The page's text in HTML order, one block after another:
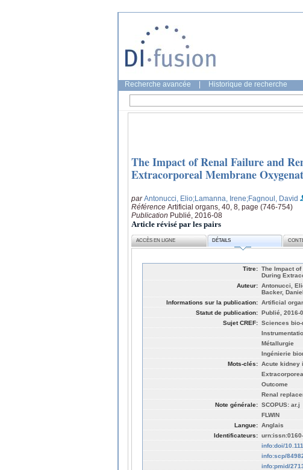
Recherche avancée Historique de recherche
The Impact of Renal Failure and
Extracorporeal Membrane
parAntonucci, Elio;Lamanna, Irene;Fagnoul, David
Référence Artificial organs, 40, 8, page (746-754)
Publication Publié, 2016-08
Article révisé par les pairs
ACCÈS EN LIGNE DÉTAILS
Titre: The Impact of
During
Auteur: Antonucci,
Backer,
Informations sur la publication: Artificial
Statut de publication: Publié, 2016-
Sujet CREF: Sciences
Métallurgie
Ingénierie
Mots-clés: Acute kidney
Outcome
Renal
Note générale: SCOPUS: ar.j
FLWIN
Langue: Anglais
Identificateurs:
info:doi/
info:scp/
info:pmid/